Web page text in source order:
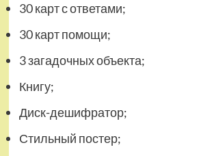
30 карт с ответами;
30 карт помощи;
3 загадочных объекта;
Книгу;
Диск-дешифратор;
Стильный постер;